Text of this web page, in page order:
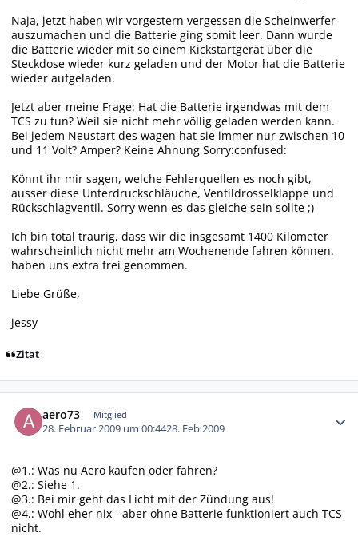
Naja, jetzt haben wir vorgestern vergessen die Scheinwerfer
auszumachen und die Batterie ging somit leer. Dann wurde
die Batterie wieder mit so einem Kickstartgerät über die
Steckdose wieder kurz geladen und der Motor hat die Batterie
wieder aufgeladen.
Jetzt aber meine Frage: Hat die Batterie irgendwas mit dem
TCS zu tun? Weil sie nicht mehr völlig geladen werden kann.
Bei jedem Neustart des wagen hat sie immer nur zwischen 10
und 11 Volt? Amper? Keine Ahnung Sorry:confused:
Könnt ihr mir sagen, welche Fehlerquellen es noch gibt,
ausser diese Unterdruckschläuche, Ventildrosselklappe und
Rückschlagventil. Sorry wenn es das gleiche sein sollte ;)
Ich bin total traurig, dass wir die insgesamt 1400 Kilometer
wahrscheinlich nicht mehr am Wochenende fahren können.
haben uns extra frei genommen.
Liebe Grüße,
jessy
Zitat
aero73 Mitglied
28. Februar 2009 um 00:4428. Feb 2009
@1.: Was nu Aero kaufen oder fahren?
@2.: Siehe 1.
@3.: Bei mir geht das Licht mit der Zündung aus!
@4.: Wohl eher nix - aber ohne Batterie funktioniert auch TCS
nicht.